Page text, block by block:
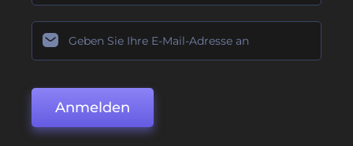
Anmelden